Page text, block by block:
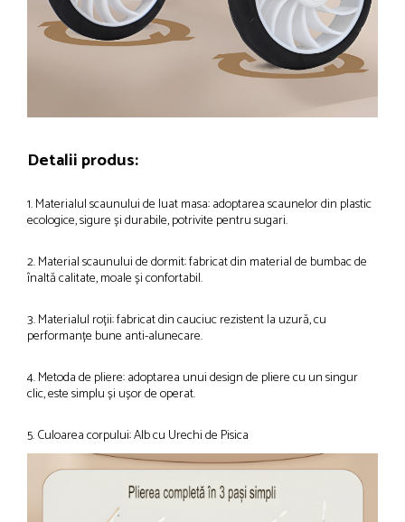
Detalii produs:
1. Materialul scaunului de luat masa: adoptarea scaunelor din plastic
ecologice, sigure și durabile, potrivite pentru sugari.
2. Material scaunului de dormit: fabricat din material de bumbac de
înaltă calitate, moale și confortabil.
3. Materialul roții: fabricat din cauciuc rezistent la uzură, cu
performanțe bune anti-alunecare.
4. Metoda de pliere: adoptarea unui design de pliere cu un singur
clic, este simplu și ușor de operat.
5. Culoarea corpului: Alb cu Urechi de Pisica